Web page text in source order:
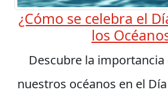
¿Cómo se celebra el
los
Descubre la
nuestros océanos en el